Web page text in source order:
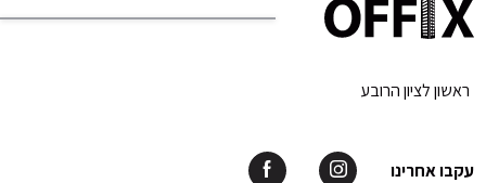
ראשון לציון הרובע
עקבו אחרינו